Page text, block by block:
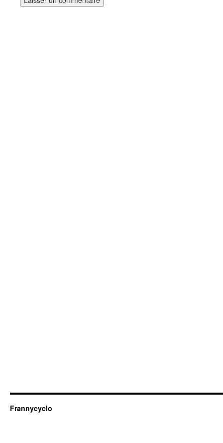
Frannycyclo